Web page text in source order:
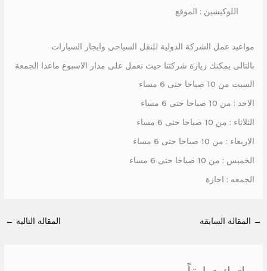
اللوكيشين : الموقع
مواعيد عمل الشركة الدولية للنقل السياحي وايجار السيارات
بالتالى يمكنك زيارة شركتنا حيث نعمل على مدار الاسبوع ماعدا الجمعة
السبت من 10 صباحا حتى 6 مساء
الاحد : من 10 صباحا حتى 6 مساء
الثلاثاء : من 10 صباحا حتى 6 مساء
الاربعاء : من 10 صباحا حتى 6 مساء
الخميس : من 10 صباحا حتى 6 مساء
الجمعه : اجازة
→ المقالة السابقة المقالة التالية ←